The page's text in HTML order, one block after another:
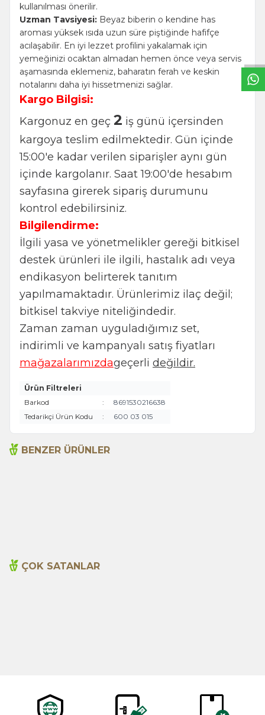
kullanılması önerilir.
Uzman Tavsiyesi: Beyaz biberin o kendine has
aroması yüksek ısıda uzun süre piştiğinde hafifçe
acılaşabilir. En iyi lezzet profilini yakalamak için
yemeğinizi ocaktan almadan hemen önce veya servis
aşamasında eklemeniz, baharatın ferah ve keskin
notalarını daha iyi hissetmenizi sağlar.
Kargo Bilgisi:
Kargonuz en geç 2 iş günü içersinden
kargoya teslim edilmektedir. Gün içinde
15:00'e kadar verilen siparişler aynı gün
içinde kargolanır. Saat 19:00'de hesabım
sayfasına girerek sipariş durumunu
kontrol edebilirsiniz.
Bilgilendirme:
İlgili yasa ve yönetmelikler gereği bitkisel
destek ürünleri ile ilgili, hastalık adı veya
endikasyon belirterek tanıtım
yapılmamaktadır. Ürünlerimiz ilaç değil;
bitkisel takviye niteliğindedir.
Zaman zaman uyguladığımız set,
indirimli ve kampanyalı satış fiyatları
mağazalarımızdageçerli değildir.
Ürün Filtreleri
Barkod
:
8691530216638
Tedarikçi Ürün Kodu
: 600 03 015
BENZER ÜRÜNLER
ÇOK SATANLAR